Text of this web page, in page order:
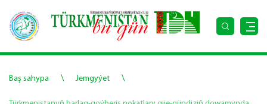
Baş sahypa \ Jemgyýet \